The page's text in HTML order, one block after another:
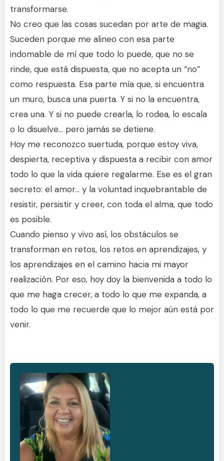
transformarse.
No creo que las cosas sucedan por arte de magia.
Suceden porque me alineo con esa parte
indomable de mí que todo lo puede, que no se
rinde, que está dispuesta, que no acepta un “no”
como respuesta. Esa parte mía que, si encuentra
un muro, busca una puerta. Y si no la encuentra,
crea una. Y si no puede crearla, lo rodea, lo escala
o lo disuelve… pero jamás se detiene.
Hoy me reconozco suertuda, porque estoy viva,
despierta, receptiva y dispuesta a recibir con amor
todo lo que la vida quiere regalarme. Ese es el gran
secreto: el amor… y la voluntad inquebrantable de
resistir, persistir y creer, con toda el alma, que todo
es posible.
Cuando pienso y vivo así, los obstáculos se
transforman en retos, los retos en aprendizajes, y
los aprendizajes en el camino hacia mi mayor
realización. Por eso, hoy doy la bienvenida a todo lo
que me haga crecer, a todo lo que me expanda, a
todo lo que me recuerde que lo mejor aún está por
venir.